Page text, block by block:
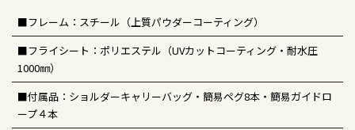
■フレーム：スチール（上質パウダーコーティング）
■フライシート：ポリエステル（UVカットコーティング・耐水圧
1000㎜）
■付属品：ショルダーキャリーバッグ・簡易ペグ8本・簡易ガイドロ
ープ４本